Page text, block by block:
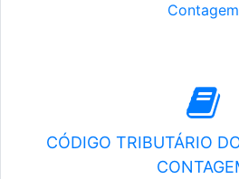
Contagem
CÓDIGO TRIBUTÁRIO